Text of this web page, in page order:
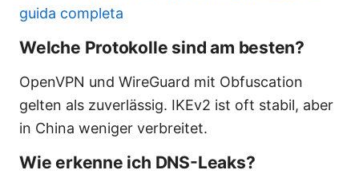
guida completa
Welche Protokolle sind am besten?
OpenVPN und WireGuard mit Obfuscation
gelten als zuverlässig. IKEv2 ist oft stabil, aber
in China weniger verbreitet.
Wie erkenne ich DNS-Leaks?